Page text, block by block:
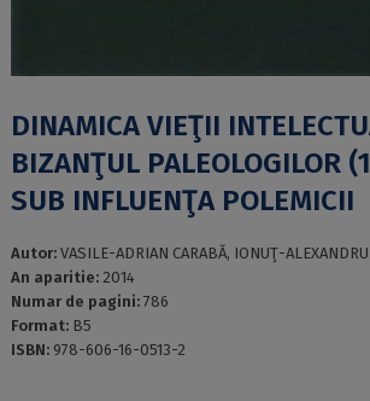
DINAMICA VIEŢII
BIZANŢUL PALEOLOGILOR
SUB INFLUENŢA POLEMICII
Autor: VASILE-ADRIAN CARABĂ, IONUŢ-
An aparitie: 2014
Numar de pagini: 786
Format: B5
ISBN: 978-606-16-0513-2